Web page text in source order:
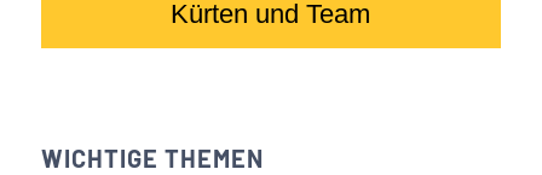
WICHTIGE THEMEN